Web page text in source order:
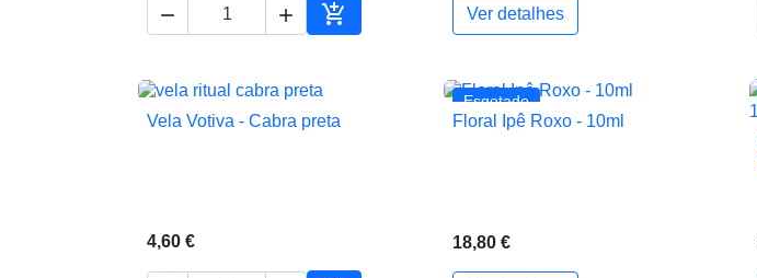
  
Adicionar ao carrinho
Ver detalhes
 Vista rápida
Vela Votiva - Cabra preta
4,60 €
Esgotado
 Vista rápida
Floral Ipê Roxo - 10ml
18,80 €